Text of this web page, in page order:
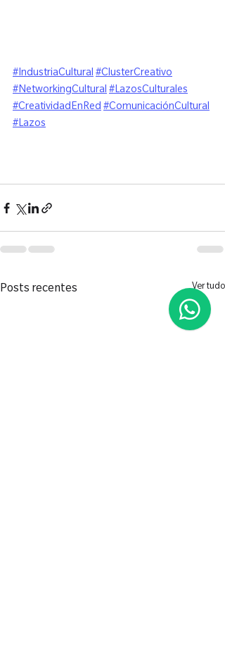
#IndustriaCultural#ClusterCreativo
#NetworkingCultural#LazosCulturales
#CreatividadEnRed#ComunicaciónCultural
#Lazos
Posts recentes Ver tudo